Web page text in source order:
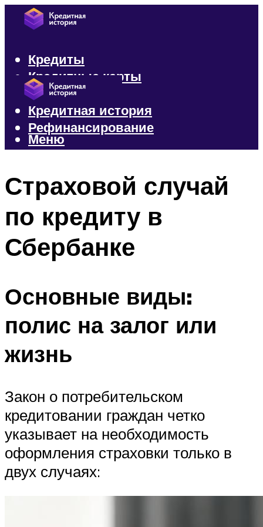
Кредиты
Кредитные карты
Микрозаймы
Кредитная история
Рефинансирование
Меню
Страховой случай
по кредиту в
Сбербанке
Основные виды:
полис на залог или
жизнь
Закон о потребительском
кредитовании граждан четко
указывает на необходимость
оформления страховки только в
двух случаях: